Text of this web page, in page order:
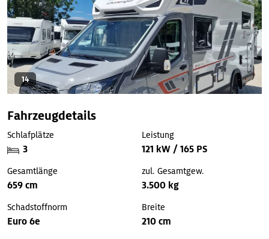
14
Fahrzeugdetails
Schlafplätze
3
Leistung
121 kW / 165 PS
Gesamtlänge
659 cm
zul. Gesamtgew.
3.500 kg
Schadstoffnorm
Euro 6e
Breite
210 cm